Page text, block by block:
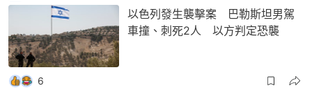
以色列發生襲擊案 巴勒斯坦男駕
車撞、刺死2人 以方判定恐襲
6